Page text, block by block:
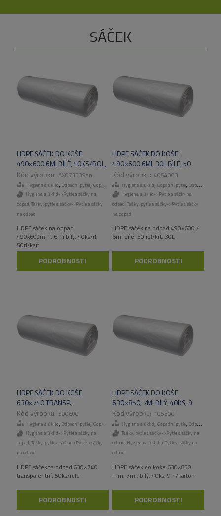
SÁČEK
HDPE SÁČEK DO KOŠE
490×600 6MI BÍLÉ, 40KS/ROL,
50ROL/KART. AX073539an
Hygiena a úklid, Odpadní pytle, Odpadní pytle ,Tašky, pytle a sáčky
Hygiena a úklid->Pytle a sáčky na
odpad Tašky, pytle a sáčky->Pytle a sáčky
na odpad
HDPE sáček na odpad
490x600mm, 6mi bílý, 40ks/rl,
50rl/kart
PODROBNOSTI
HDPE SÁČEK DO KOŠE
490×600 6MI, 30L BÍLÉ, 50
ROL/KART
4054003
Hygiena a úklid, Odpadní pytle, Odpadní pytle
Hygiena a úklid->Pytle a sáčky na
odpad Tašky, pytle a sáčky->Pytle a sáčky
na odpad
HDPE sáček na odpad 490×600 /
6mi bílé, 50 rol/krt, 30L
PODROBNOSTI
HDPE SÁČEK DO KOŠE
630×740 TRANSP.,
50KS/ROLE, 40RL/KART
500600
Hygiena a úklid, Odpadní pytle, Odpadní pytle ,Tašky, pytle a sáčky
Hygiena a úklid->Pytle a sáčky na
odpad Tašky, pytle a sáčky->Pytle a sáčky
na odpad
HDPE sáčekna odpad 630×740
transparentní, 50ks/role
PODROBNOSTI
HDPE SÁČEK DO KOŠE
630×850, 7MI BÍLÝ, 40KS, 9
RL/KART
105300
Hygiena a úklid, Odpadní pytle, Odpadní pytle
Tašky, pytle a sáčky->Pytle a sáčky na
odpad Hygiena a úklid->Pytle a sáčky na
odpad
HDPE sáček do koše 630×850
mm, 7mi, bílý, 40ks, 9 rl/karton
PODROBNOSTI